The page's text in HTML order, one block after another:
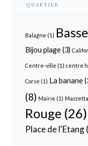
QUARTIER
Balagne (1)
Bijou plage(3)
Centre-ville (1) centre
Corse (1) La banane
(8) Mairie (1) Mazzetta
Rouge (26)
Place de l'Etang